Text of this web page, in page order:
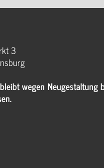
3
wegen Neugestaltung